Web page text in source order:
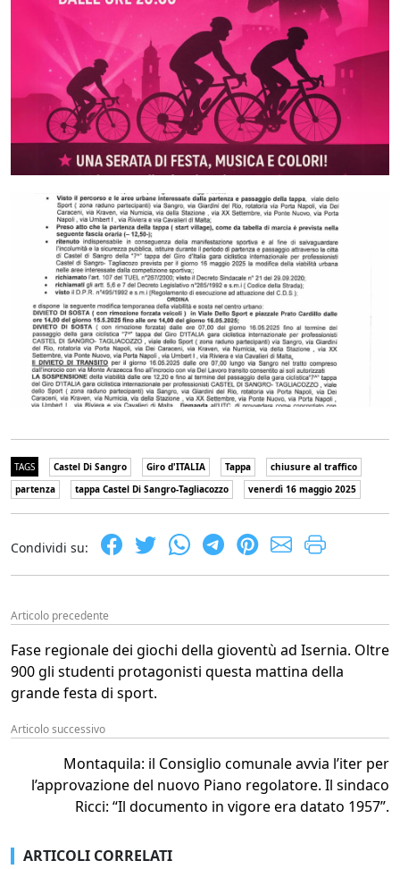
TAGS Castel Di Sangro Giro d'ITALIA Tappa
chiusure al traffico
partenza
tappa Castel Di Sangro-Tagliacozzo venerdì 16 maggio 2025
Condividi su:
Articolo precedente
Fase regionale dei giochi della gioventù ad Isernia. Oltre
900 gli studenti protagonisti questa mattina della
grande festa di sport.
Articolo successivo
Montaquila: il Consiglio comunale avvia l’iter per
l’approvazione del nuovo Piano regolatore. Il sindaco
Ricci: “Il documento in vigore era datato 1957”.
ARTICOLI CORRELATI